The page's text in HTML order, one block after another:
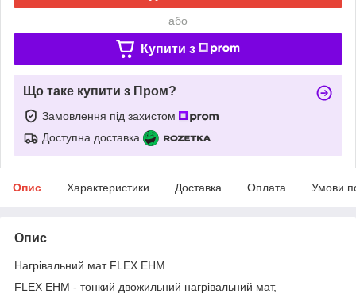
або
Купити з
Що таке купити з Пром?
Замовлення під захистом
Доступна доставка
Опис Характеристики Доставка Оплата Умови
Опис
Нагрівальний мат FLEX EHM
FLEX EHM - тонкий двожильний нагрівальний мат,